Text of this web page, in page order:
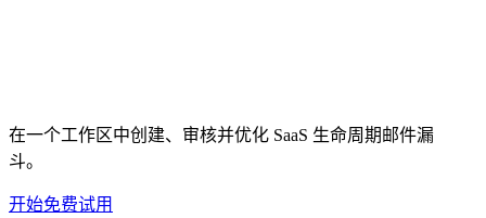
在一个工作区中创建、审核并优化 SaaS 生命周期邮件漏
斗。
开始免费试用